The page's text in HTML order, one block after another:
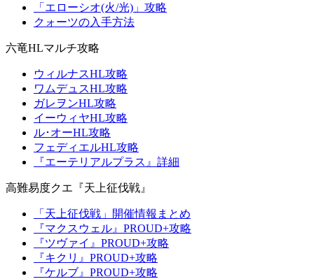
「エローシオ(火/光)」攻略
クォーツの入手方法
六竜HLマルチ攻略
ウィルナスHL攻略
ワムデュスHL攻略
ガレヲンHL攻略
イーウィヤHL攻略
ル･オーHL攻略
フェディエルHL攻略
『エーテリアルプラス』詳細
高難易度クエ『天上征伐戦』
「天上征伐戦」開催情報まとめ
『マクスウェル』PROUD+攻略
『ツヴァイ』PROUD+攻略
『キクリ』PROUD+攻略
『ケルブ』PROUD+攻略